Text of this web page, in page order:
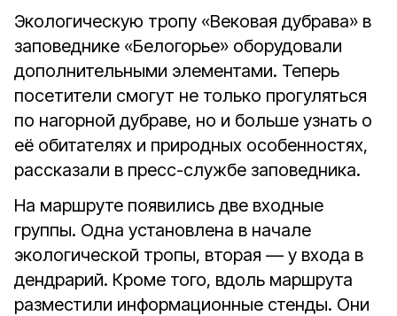
Экологическую тропу «Вековая дубрава» в
заповеднике «Белогорье» оборудовали
дополнительными элементами. Теперь
посетители смогут не только прогуляться
по нагорной дубраве, но и больше узнать о
её обитателях и природных особенностях,
рассказали в пресс-службе заповедника.
На маршруте появились две входные
группы. Одна установлена в начале
экологической тропы, вторая — у входа в
дендрарий. Кроме того, вдоль маршрута
разместили информационные стенды. Они